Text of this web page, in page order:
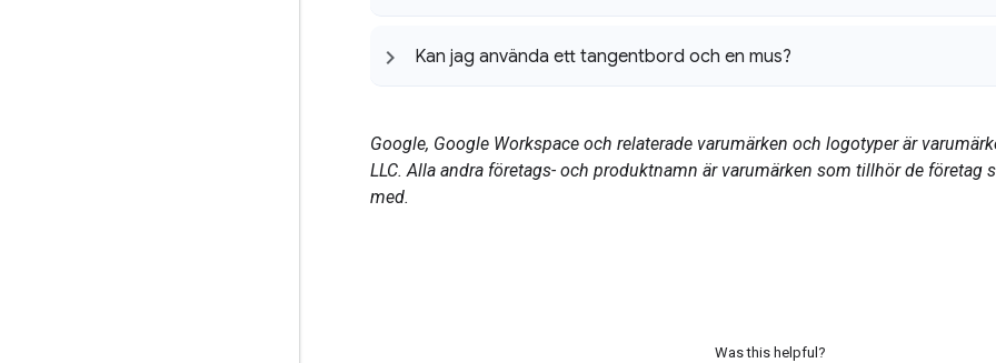
Kan jag använda ett tangentbord och en mus?
Google, Google Workspace och relaterade varumärken och logotyper är
LLC. Alla andra företags- och produktnamn är varumärken som tillhör de företag
med.
Was this helpful?